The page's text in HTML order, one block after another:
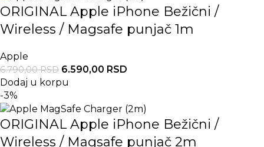
ORIGINAL Apple iPhone Bežični /
Wireless / Magsafe punjač 1m
Apple
6.790,00RSD 6.590,00 RSD
Dodaj u korpu
-3%
ORIGINAL Apple iPhone Bežični /
Wireless / Magsafe punjač 2m